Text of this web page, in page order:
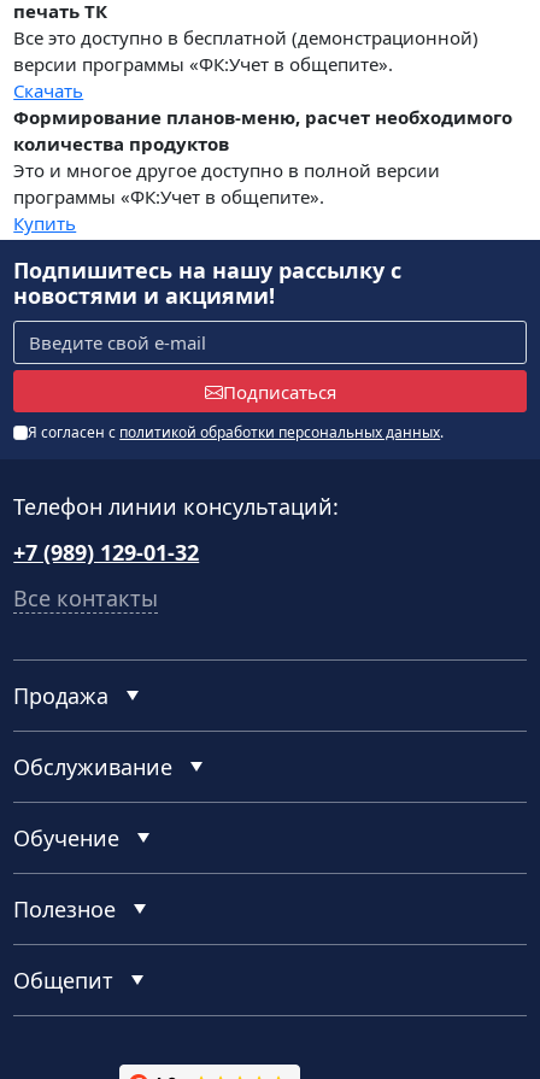
печать ТК
Все это доступно в бесплатной (демонстрационной)
версии программы «ФК:Учет в общепите».
Скачать
Формирование планов-меню, расчет необходимого
количества продуктов
Это и многое другое доступно в полной версии
программы «ФК:Учет в общепите».
Купить
Подпишитесь на нашу рассылкус
новостями и акциями!
Подписаться
Я согласен с политикой обработки персональных данных.
Телефон линии консультаций:
+7 (989) 129-01-32
Все контакты
Продажа
Обслуживание
Обучение
Полезное
Общепит